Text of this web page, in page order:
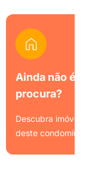
Ainda não é
procura?
Descubra imóveis
deste condomínio.